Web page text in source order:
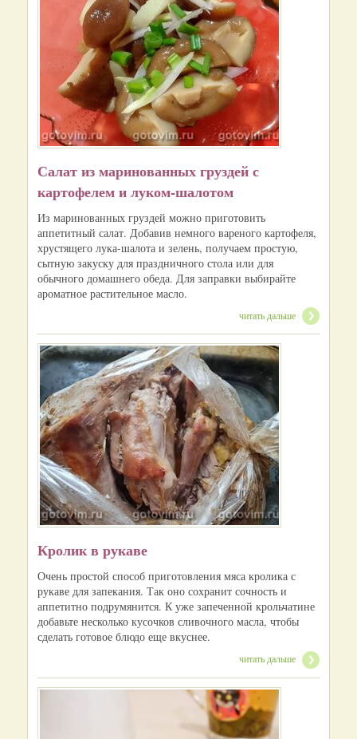
Салат из маринованных груздей с
картофелем и луком-шалотом
Из маринованных груздей можно приготовить
аппетитный салат. Добавив немного вареного картофеля,
хрустящего лука-шалота и зелень, получаем простую,
сытную закуску для праздничного стола или для
обычного домашнего обеда. Для заправки выбирайте
ароматное растительное масло.
читать дальше
Кролик в рукаве
Очень простой способ приготовления мяса кролика с
рукаве для запекания. Так оно сохранит сочность и
аппетитно подрумянится. К уже запеченной крольчатине
добавьте несколько кусочков сливочного масла, чтобы
сделать готовое блюдо еще вкуснее.
читать дальше